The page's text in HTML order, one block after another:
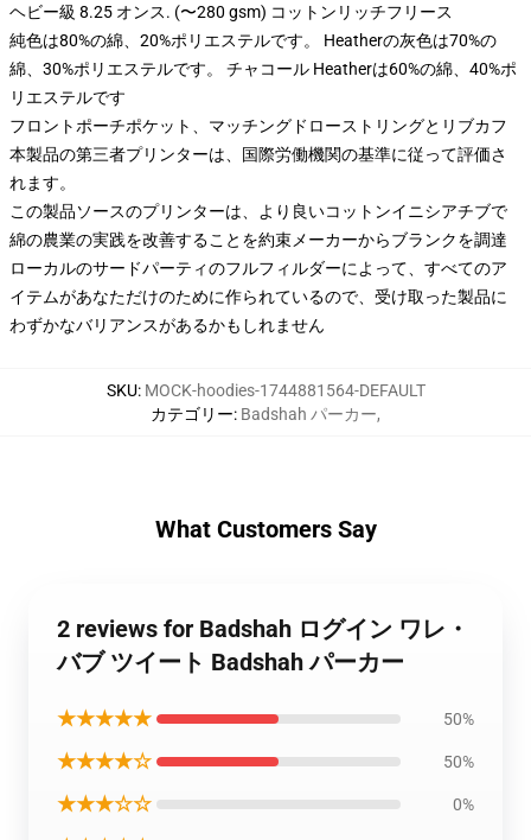
ヘビー級 8.25 オンス. (〜280 gsm) コットンリッチフリース
純色は80%の綿、20%ポリエステルです。 Heatherの灰色は70%の
綿、30%ポリエステルです。 チャコール Heatherは60%の綿、40%ポ
リエステルです
フロントポーチポケット、マッチングドローストリングとリブカフ
本製品の第三者プリンターは、国際労働機関の基準に従って評価さ
れます。
この製品ソースのプリンターは、より良いコットンイニシアチブで
綿の農業の実践を改善することを約束メーカーからブランクを調達
ローカルのサードパーティのフルフィルダーによって、すべてのア
イテムがあなただけのために作られているので、受け取った製品に
わずかなバリアンスがあるかもしれません
SKU: MOCK-hoodies-1744881564-DEFAULT
カテゴリー: Badshah パーカー,
What Customers Say
2 reviews for Badshah ログイン ワレ・
バブ ツイート Badshah パーカー
★★★★★ 50%
★★★★☆ 50%
★★★☆☆ 0%